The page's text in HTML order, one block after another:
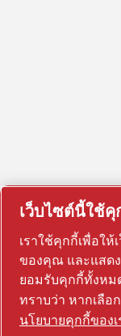
เว็บไซต์นี้ใช้คุ
เราใช้คุกกี้เพื่อใ
ของคุณ และแสด
ยอมรับคุกกี้ทั้งหม
ทราบว่า หากเลือ
นโยบายคุกกี้ของเ